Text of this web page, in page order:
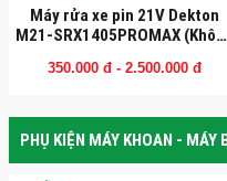
Máy rửa xe pin 21V Dekton
M21-SRX1405PROMAX (Không
350.000 đ - 2.500.000 đ
PHỤ KIỆN MÁY KHOAN - MÁY